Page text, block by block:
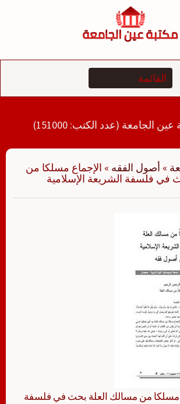
الجامعة (عدد الكتب: 151000)
» أصول الفقه » الإجماع مسلكا من
في فلسفة الشريعة الإسلامية
مسلكا من مسالك العلة بحث في فلسفة